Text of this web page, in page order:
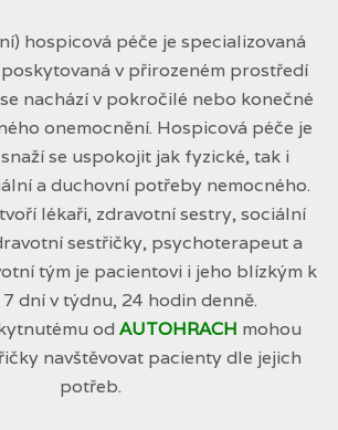
hospicová péče je specializovaná
v přirozeném prostředí
nachází v pokročilé nebo konečné
onemocnění. Hospicová péče je
se uspokojit jak fyzické, tak i
a duchovní potřeby nemocného.
lékaři, zdravotní sestry, sociální
sestřičky, psychoterapeut a
tým je pacientovi i jeho blízkým k
dní v týdnu, 24 hodin denně.
od AUTOHRACH mohou
navštěvovat pacienty dle jejich
potřeb.